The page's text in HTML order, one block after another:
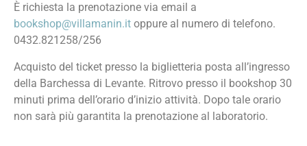
È richiesta la prenotazione via email a
bookshop@villamanin.it oppure al numero di telefono.
0432.821258/256
Acquisto del ticket presso la biglietteria posta all’ingresso
della Barchessa di Levante. Ritrovo presso il bookshop 30
minuti prima dell’orario d’inizio attività. Dopo tale orario
non sarà più garantita la prenotazione al laboratorio.